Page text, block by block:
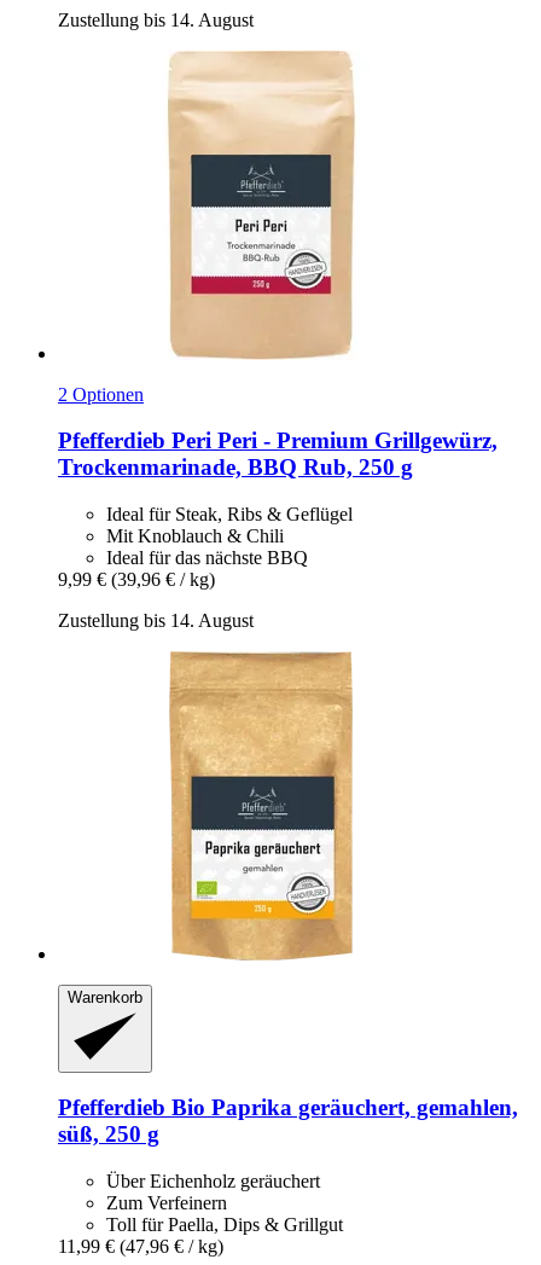
Zustellung bis 14. August
2 Optionen
Pfefferdieb Peri Peri -​ Premium Grillgewürz,
Trockenmarinade, BBQ Rub, 250 g
Ideal für Steak, Ribs & Geflügel
Mit Knoblauch & Chili
Ideal für das nächste BBQ
9,99 € (39,96 € / kg)
Zustellung bis 14. August
Warenkorb
Pfefferdieb Bio Paprika geräuchert, gemahlen,
süß, 250 g
Über Eichenholz geräuchert
Zum Verfeinern
Toll für Paella, Dips & Grillgut
11,99 € (47,96 € / kg)